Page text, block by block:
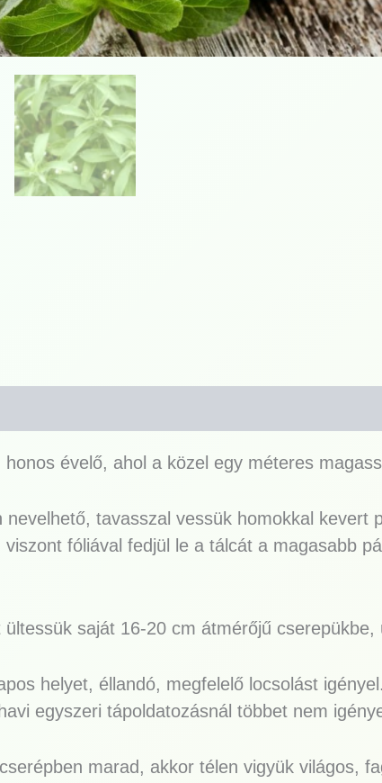
honos évelő, ahol a közel egy méteres
nevelhető, tavasszal vessük homokkal
fóliával fedjül le a tálcát a magasabb
ültessük saját 16-20 cm átmérőjű cserepükbe,
helyet, éllandó, megfelelő locsolást
egyszeri tápoldatozásnál többet nem
marad, akkor télen vigyük világos,